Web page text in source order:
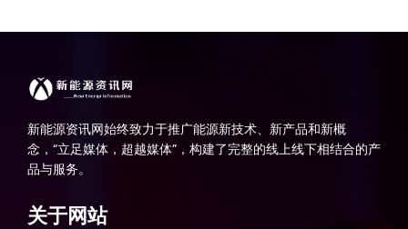
新能源资讯网始终致力于推广能源新技术、新产品和新概
念，“立足媒体，超越媒体”，构建了完整的线上线下相结合的产
品与服务。
关于网站